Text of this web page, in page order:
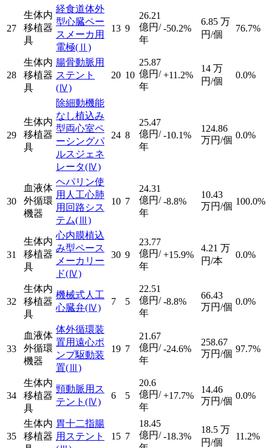
27
生体内
移植器
具
経食道体外
型心臓ペー
スメーカ用
電極(Ⅱ)
13 9
26.21
億円/
年
-50.2%
6.85 万
円/個
76.7%
28
生体内
移植器
具
腸骨動脈用
ステント
(Ⅳ)
20 10
25.87
億円/
年
+11.2%
14 万
円/個
0.0%
29
生体内
移植器
具
除細動機能
なし植込み
型両心室ペ
ーシングパ
ルスジェネ
レータ(Ⅳ)
24 8
25.47
億円/
年
-10.1%
124.86
万円/個 0.0%
30
血液体
外循環
機器
ヘパリン使
用人工心肺
用回路シス
テム(Ⅲ)
10 7
24.31
億円/
年
-8.8%
10.43
万円/個 100.0%
31
生体内
移植器
具
心内膜植込
み型ペース
メーカリー
ド(Ⅳ)
30 9
23.77
億円/
年
+15.9%
4.21 万
円/本
0.0%
32
生体内
移植器
具
機械式人工
心臓弁(Ⅳ)
7 5
22.51
億円/
年
-8.8%
66.43
万円/個
0.0%
33
血液体
外循環
機器
体外循環装
置用遠心ポ
ンプ駆動装
置(Ⅲ)
19 7
21.67
億円/
年
-24.6%
258.67
万円/個 97.7%
34
生体内
移植器
具
頸動脈用ス
テント (Ⅳ)
6 5
20.6
億円/
年
+17.7%
14.46
万円/個
0.0%
35
生体内
移植器
胃十二指腸
用ステント
15 7
18.45
億円/ -18.3%
18.5 万
円/個
11.2%